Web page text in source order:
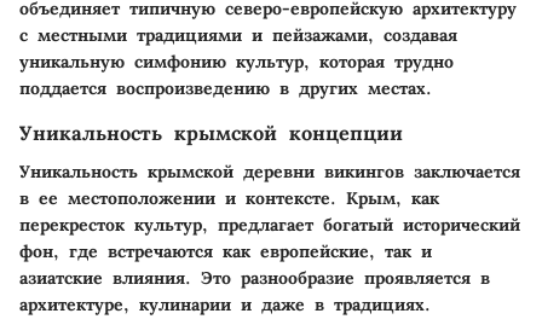
объединяет типичную северо-европейскую архитектуру
с местными традициями и пейзажами, создавая
уникальную симфонию культур, которая трудно
поддается воспроизведению в других местах.
Уникальность крымской концепции
Уникальность крымской деревни викингов заключается
в ее местоположении и контексте. Крым, как
перекресток культур, предлагает богатый исторический
фон, где встречаются как европейские, так и
азиатские влияния. Это разнообразие проявляется в
архитектуре, кулинарии и даже в традициях.